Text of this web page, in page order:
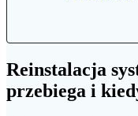
Reinstalacja
przebiega i